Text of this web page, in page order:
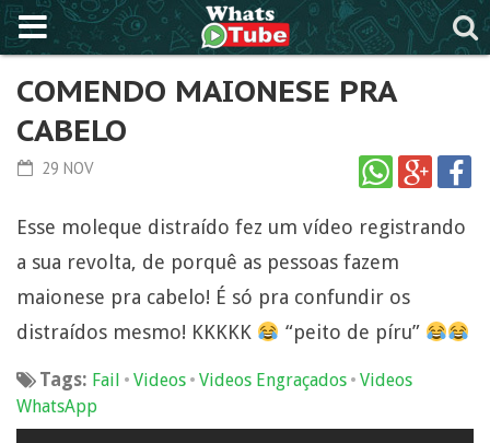
COMENDO MAIONESE PRA
CABELO
29 NOV
Esse moleque distraído fez um vídeo registrando
a sua revolta, de porquê as pessoas fazem
maionese pra cabelo! É só pra confundir os
distraídos mesmo! KKKKK
“peito de píru”
Tags: Fail • Videos • Videos Engraçados • Videos
WhatsApp